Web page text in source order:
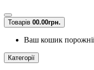
Товарів 00.00грн.
Ваш кошик
Категорії